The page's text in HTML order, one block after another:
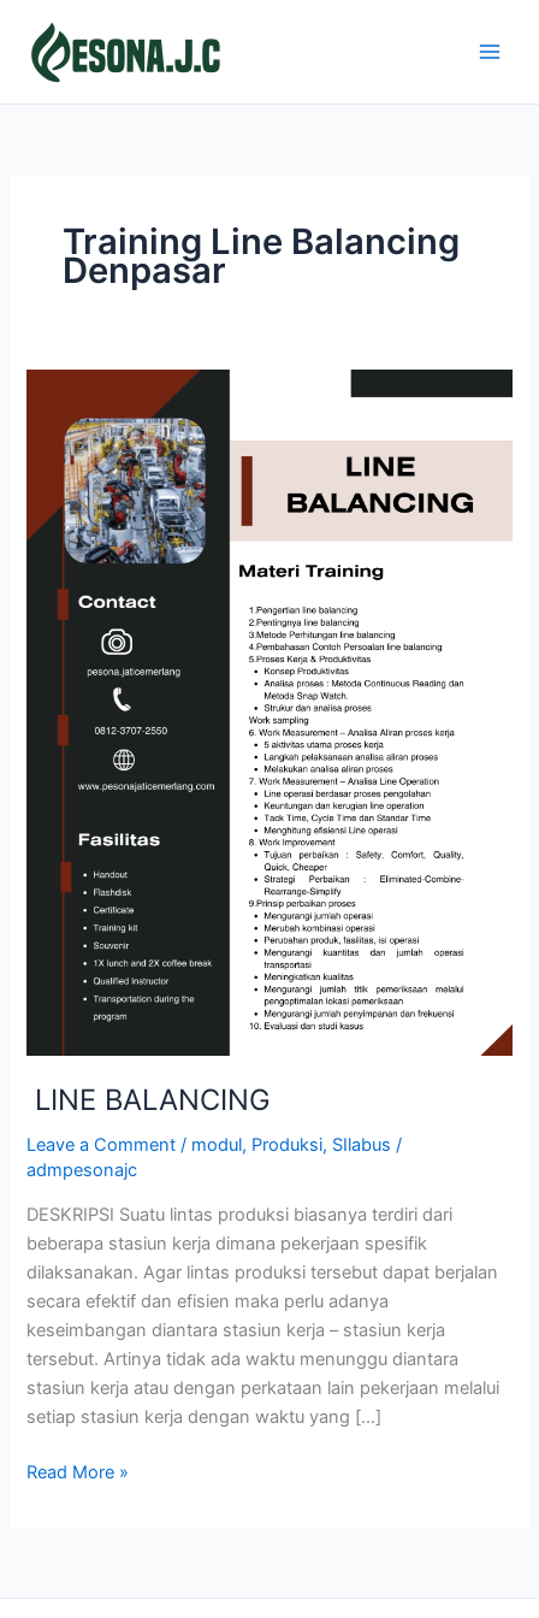
content
Training Line Balancing
Denpasar
LINE BALANCING
Leave a Comment / modul, Produksi, SIlabus /
admpesonajc
DESKRIPSI Suatu lintas produksi biasanya terdiri dari
beberapa stasiun kerja dimana pekerjaan spesifik
dilaksanakan. Agar lintas produksi tersebut dapat berjalan
secara efektif dan efisien maka perlu adanya
keseimbangan diantara stasiun kerja – stasiun kerja
tersebut. Artinya tidak ada waktu menunggu diantara
stasiun kerja atau dengan perkataan lain pekerjaan melalui
setiap stasiun kerja dengan waktu yang […]
Read More »